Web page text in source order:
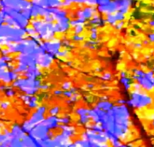
FilmesonVimeo.